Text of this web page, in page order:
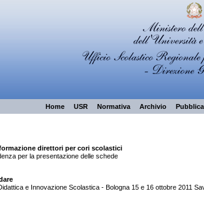
Home USR Normativa Archivio
direttori per cori scolastici
per la presentazione delle schede
e Innovazione Scolastica - Bologna 15 e 16 ottobre 2011